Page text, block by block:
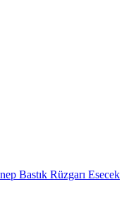
Bastık Rüzgarı Esecek